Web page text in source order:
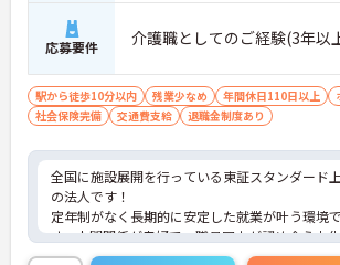
応募要件 介護職としてのご経験(3年以
駅から徒歩10分以内 残業少なめ 年間休日110日以上
社会保険完備
交通費支給 退職金制度あり
全国に施設展開を行っている東証スタンダード
の法人です！
定年制がなく長期的に安定した就業が叶う環境で
す。人間関係が良好で、職員同士が認め合う文
根付いています。